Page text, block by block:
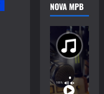
NOVA MPB